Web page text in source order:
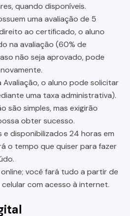
quando disponíveis.
uma avaliação de 5
ao certificado, o aluno
na avaliação (60% de
não seja aprovado, pode
o aluno pode solicitar
uma taxa administrativa).
são simples, mas exigirão
obter sucesso.
e disponibilizados 24 horas em
o tempo que quiser para fazer
você fará tudo a partir de
com acesso à internet.